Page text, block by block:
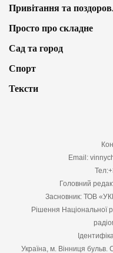
Привітання та
Просто про складне
Сад та город
Спорт
Тексти
Email:
Головний
Засновник: ТОВ
Рішення Національної
Україна, м. Вінниця